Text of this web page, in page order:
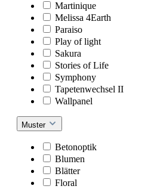
Martinique
Melissa 4Earth
Paraiso
Play of light
Sakura
Stories of Life
Symphony
Tapetenwechsel II
Wallpanel
Muster
Betonoptik
Blumen
Blätter
Floral